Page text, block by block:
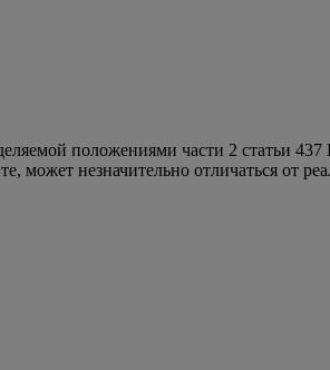
положениями части 2 статьи
незначительно отличаться от